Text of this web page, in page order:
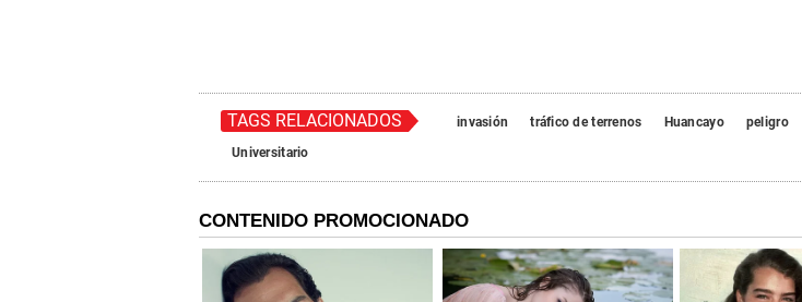
TAGS RELACIONADOS invasión tráfico de terrenos Huancayo
peligro
Universitario